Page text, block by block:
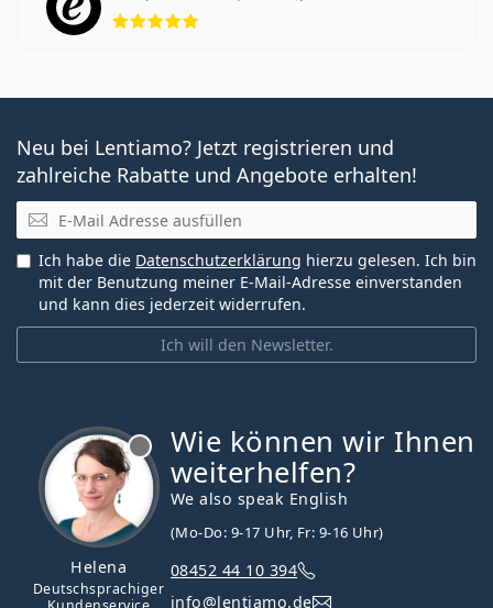
Bewertung 5 aus 5
Neu bei Lentiamo? Jetzt registrieren und
zahlreiche Rabatte und Angebote erhalten!
E-Mail
Ich will den Newsletter.
Ich habe die Datenschutzerklärung hierzu gelesen. Ich bin
mit der Benutzung meiner E-Mail-Adresse einverstanden
und kann dies jederzeit widerrufen.
Helena
Deutschsprachiger
Wie können wir Ihnen
weiterhelfen?
We also speak English
(Mo-Do: 9-17 Uhr, Fr: 9-16 Uhr)
08452 44 10 394
info@lentiamo.de